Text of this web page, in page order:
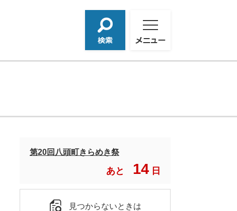
ュ
第20回八頭町きらめき祭
あと 14 日
見つからないときは